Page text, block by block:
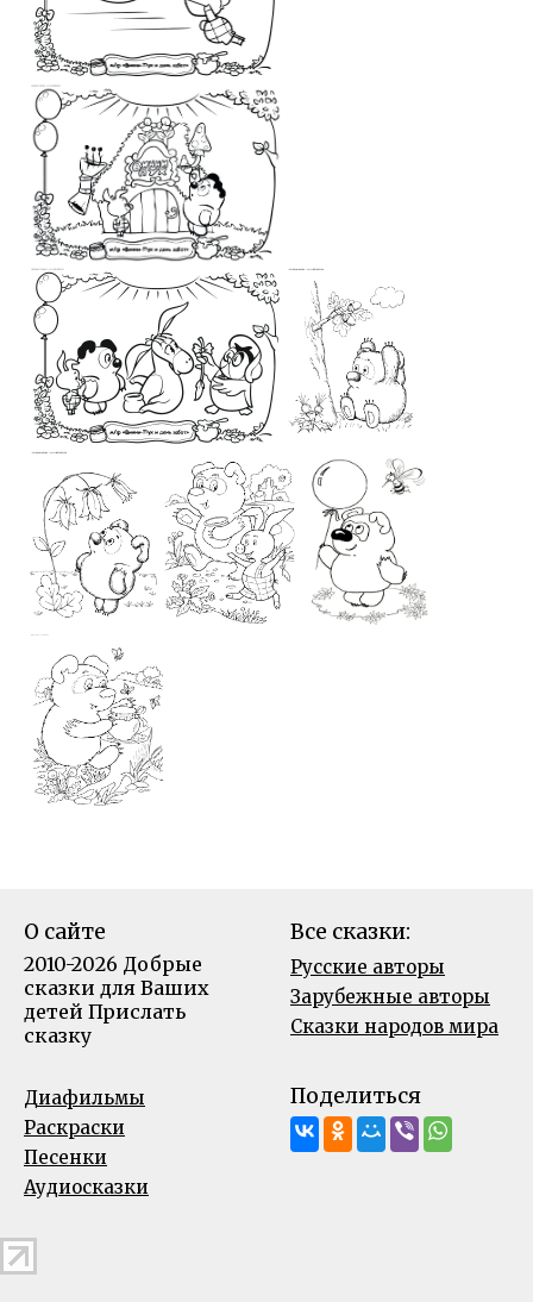
О сайте
2010-2026 Добрые
сказки для Ваших
детей Прислать
сказку
Все сказки:
Русские авторы
Зарубежные авторы
Сказки народов мира
Диафильмы
Раскраски
Песенки
Аудиосказки
Поделиться